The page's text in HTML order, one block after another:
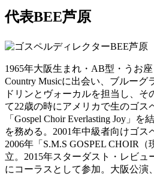
代表BEE芦原
1965年大阪生まれ・AB型・うお
Country Musicに出会い、ブルーグ
ドリンとヴォーカルを担当し、そ
て22歳の時にアメリカで生のゴス
「Gospel Choir Everlasting Joy」
を務める。2001年中級者向けゴス
2006年「S.M.S GOSPEL CHOIR（
立。2015年スターダスト・レビュ
にコーラスとして参加。大阪公演